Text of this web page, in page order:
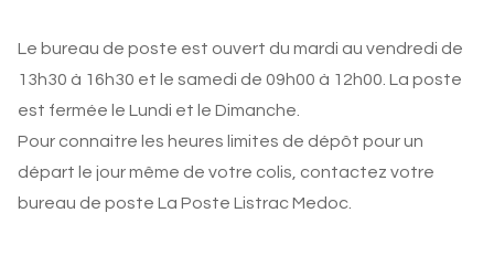
Le bureau de poste est ouvert du mardi au vendredi de
13h30 à 16h30 et le samedi de 09h00 à 12h00. La poste
est fermée le Lundi et le Dimanche.
Pour connaitre les heures limites de dépôt pour un
départ le jour même de votre colis, contactez votre
bureau de poste La Poste Listrac Medoc.